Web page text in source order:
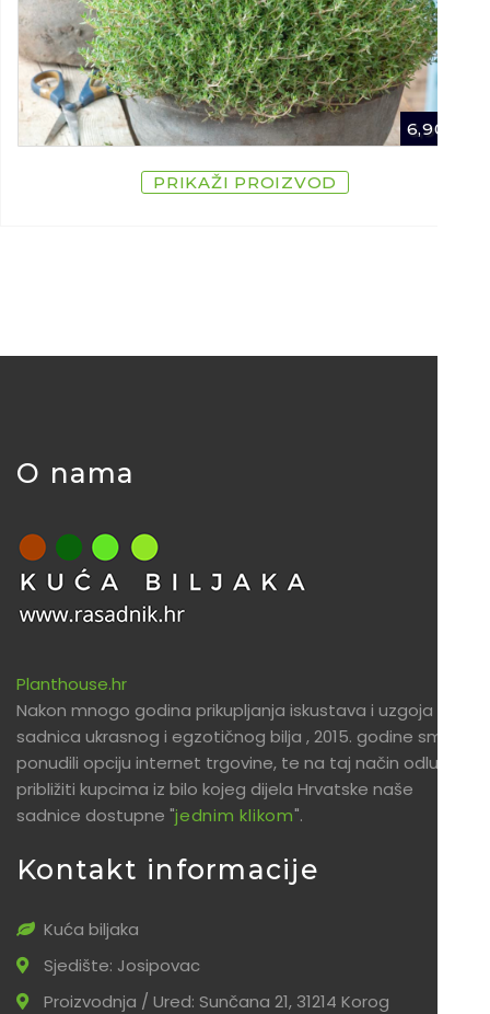
6,90
PRIKAŽI PROIZVOD
O nama
Planthouse.hr
Nakon mnogo godina prikupljanja iskustava i uzgoja
sadnica ukrasnog i egzotičnog bilja , 2015. godine smo
ponudili opciju internet trgovine, te na taj način odlučili
približiti kupcima iz bilo kojeg dijela Hrvatske naše
sadnice dostupne "jednim klikom".
Kontakt informacije
Kuća biljaka
Sjedište: Josipovac
Proizvodnja / Ured: Sunčana 21, 31214 Korog